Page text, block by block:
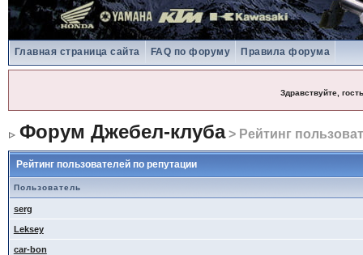
Главная страница сайта FAQ по форуму Правила форума
Здравствуйте, гость
Форум Джебел-клуба> Рейтинг
Рейтинг пользователей по репутации
Пользователь
serg
Leksey
car-bon